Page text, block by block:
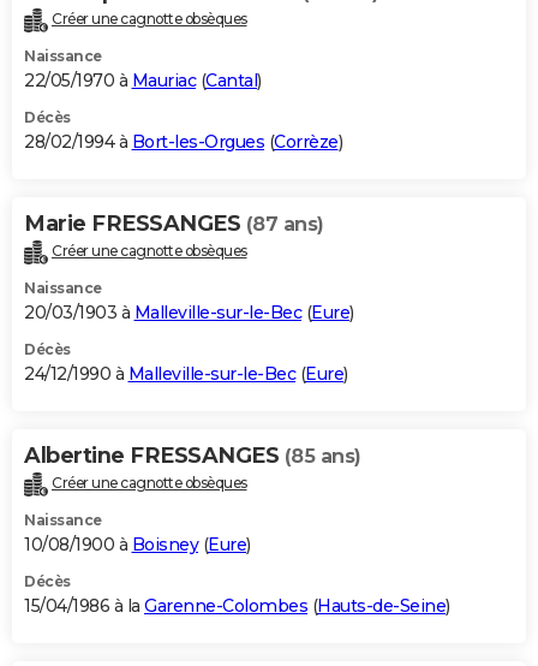
Créer une cagnotte obsèques
Naissance
22/05/1970 à Mauriac(Cantal )
Décès
28/02/1994 à Bort-les-Orgues (Corrèze)
Marie FRESSANGES (87 ans)
Créer une cagnotte obsèques
Naissance
20/03/1903 à Malleville-sur-le-Bec(Eure)
Décès
24/12/1990 à Malleville-sur-le-Bec(Eure)
Albertine FRESSANGES (85 ans)
Créer une cagnotte obsèques
Naissance
10/08/1900 à Boisney(Eure)
Décès
15/04/1986 à la Garenne-Colombes (Hauts-de-Seine)